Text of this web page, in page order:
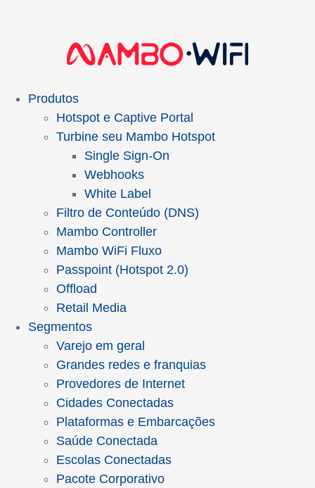
Produtos
Hotspot e Captive Portal
Turbine seu Mambo Hotspot
Single Sign-On
Webhooks
White Label
Filtro de Conteúdo (DNS)
Mambo Controller
Mambo WiFi Fluxo
Passpoint (Hotspot 2.0)
Offload
Retail Media
Segmentos
Varejo em geral
Grandes redes e franquias
Provedores de Internet
Cidades Conectadas
Plataformas e Embarcações
Saúde Conectada
Escolas Conectadas
Pacote Corporativo